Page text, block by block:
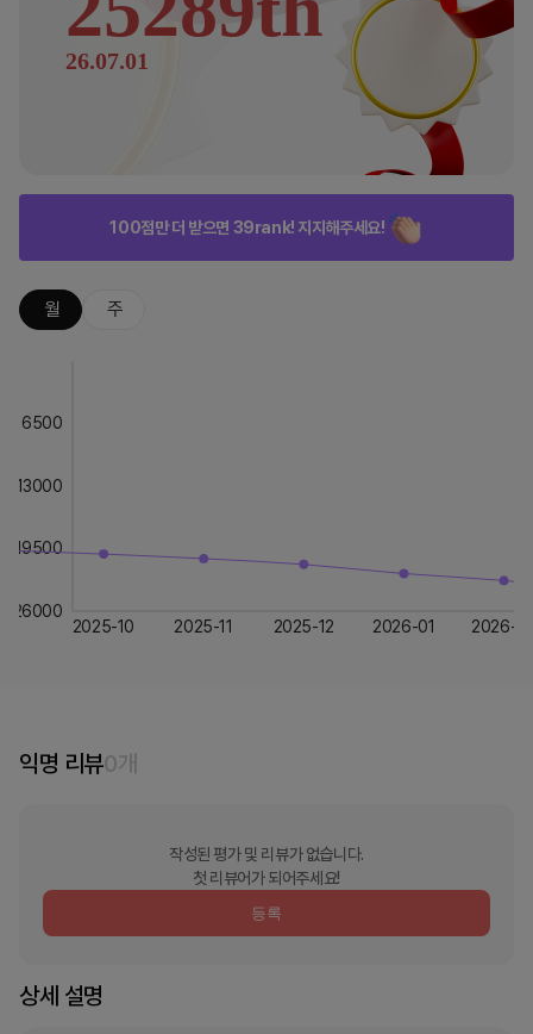
26.07.01
100점만 더 받으면 39rank! 지지해주세요!
월 주
2025-10 2025-11 2025-12 2026-01 2026-
6500
13000
19500
26000
익명 리뷰0개
작성된 평가 및 리뷰가 없습니다.
첫 리뷰어가 되어주세요!
등록
상세 설명